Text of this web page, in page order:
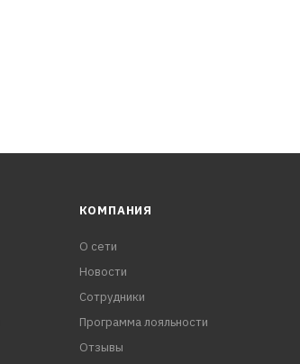
КОМПАНИЯ
О сети
Новости
Сотрудники
Программа лояльности
Отзывы